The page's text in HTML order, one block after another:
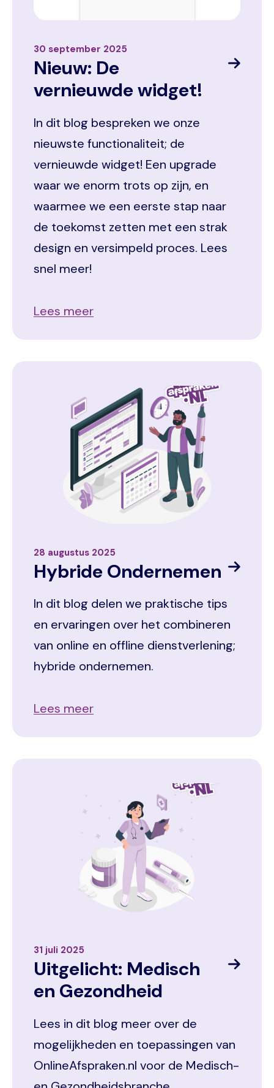
30 september 2025
Nieuw: De
vernieuwde widget!
In dit blog bespreken we onze
nieuwste functionaliteit; de
vernieuwde widget! Een upgrade
waar we enorm trots op zijn, en
waarmee we een eerste stap naar
de toekomst zetten met een strak
design en versimpeld proces. Lees
snel meer!
Lees meer
28 augustus 2025
Hybride Ondernemen
In dit blog delen we praktische tips
en ervaringen over het combineren
van online en offline dienstverlening;
hybride ondernemen.
Lees meer
31 juli 2025
Uitgelicht: Medisch
en Gezondheid
Lees in dit blog meer over de
mogelijkheden en toepassingen van
OnlineAfspraken.nl voor de Medisch-